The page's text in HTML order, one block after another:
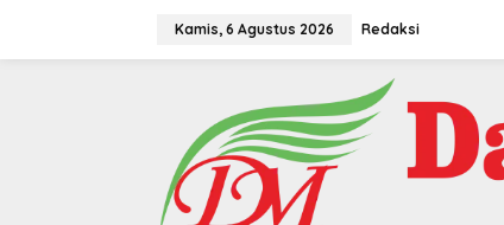
Kamis, 6 Agustus 2026 Redaksi